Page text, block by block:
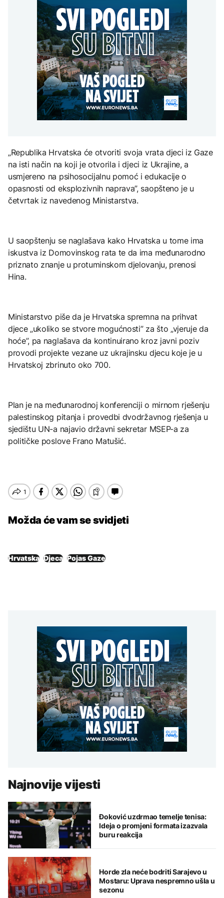
otežava gašenje iz zraka
AKTUELNO
Požar kod Konjica i dalje
aktivan, gust dim
otežava gašenje iz zraka
Europol: U Srbiji i
Njemačkoj uhapšeni
krijumčari koji su
prebacivali migrante iz
Sirije
sankcije za pet osoba
povezanih s ruskim
vojno-industrijskim
kompleksom
FOKUS
Svjetske cijene hrane
najviše u posljednje tri
godine
djece moraju platiti 942
miliona dolara
KULTURA
Rat i pijesak prijete
drevnim piramidama
Meroe u Sudanu
albumu
„Republika Hrvatska će otvoriti svoja vrata djeci iz Gaze
na isti način na koji je otvorila i djeci iz Ukrajine, a
usmjereno na psihosocijalnu pomoć i edukacije o
opasnosti od eksplozivnih naprava”, saopšteno je u
četvrtak iz navedenog Ministarstva.
U saopštenju se naglašava kako Hrvatska u tome ima
iskustva iz Domovinskog rata te da ima međunarodno
priznato znanje u protuminskom djelovanju, prenosi
Hina.
Ministarstvo piše da je Hrvatska spremna na prihvat
djece „ukoliko se stvore mogućnosti” za što „vjeruje da
hoće”, pa naglašava da kontinuirano kroz javni poziv
provodi projekte vezane uz ukrajinsku djecu koje je u
Hrvatskoj zbrinuto oko 700.
Plan je na međunarodnoj konferenciji o mirnom rješenju
palestinskog pitanja i provedbi dvodržavnog rješenja u
sjedištu UN-a najavio državni sekretar MSEP-a za
političke poslove Frano Matušić.
Možda će vam se svidjeti
Hrvatska Djeca Pojas Gaze
Najnovije vijesti
Đoković uzdrmao temelje tenisa:
Ideja o promjeni formata izazvala
buru reakcija
Horde zla neće bodriti Sarajevo u
Mostaru: Uprava nespremno ušla u
sezonu